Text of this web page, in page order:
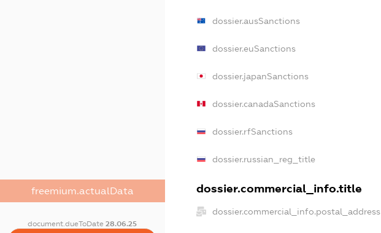
freemium.actualData
document.dueToDate28.06.25
dossier.ausSanctions
dossier.euSanctions
dossier.japanSanctions
dossier.canadaSanctions
dossier.rfSanctions
dossier.russian_reg_title
dossier.commercial_info.title
dossier.commercial_info.postal_address